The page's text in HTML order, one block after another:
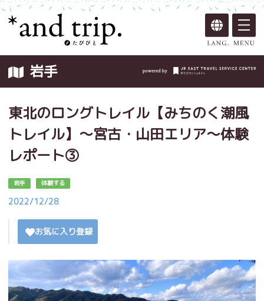
岩手
東北のロングトレイル【みちのく潮風
トレイル】～宮古・山田エリア～体験
レポート③
岩手 体験する
2022/12/28
お気に入り登録